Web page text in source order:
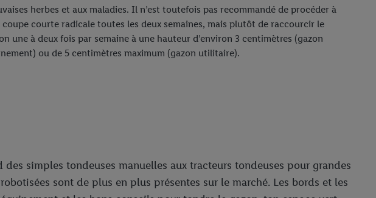
herbes et aux maladies. Il n’est toutefois pas recommandé de procéder à
coupe courte radicale toutes les deux semaines, mais plutôt de raccourcir le
une à deux fois par semaine à une hauteur d’environ 3 centimètres (gazon
ou de 5 centimètres maximum (gazon utilitaire).
simples tondeuses manuelles aux tracteurs tondeuses pour grandes
sont de plus en plus présentes sur le marché. Les bords et les